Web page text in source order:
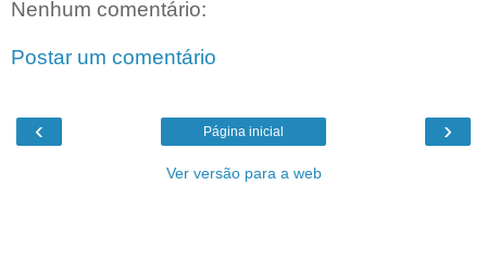
Nenhum comentário:
Postar um comentário
‹ ›
Página inicial
Ver versão para a web